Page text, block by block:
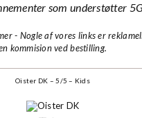
som understøtter
- Nogle af vores links er
kommision ved bestilling.
Oister DK – 5/5 – Kids